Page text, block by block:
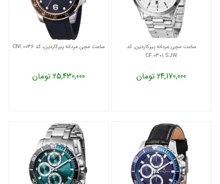
ساعت مچی مردانه پیرکاردین, کد
CF.0301.SJW
24,170,000 تومان
ساعت مچی مردانه پیرکاردین، کد CNI.0036
25,430,000 تومان